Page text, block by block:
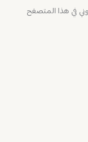
في هذا المتصفح